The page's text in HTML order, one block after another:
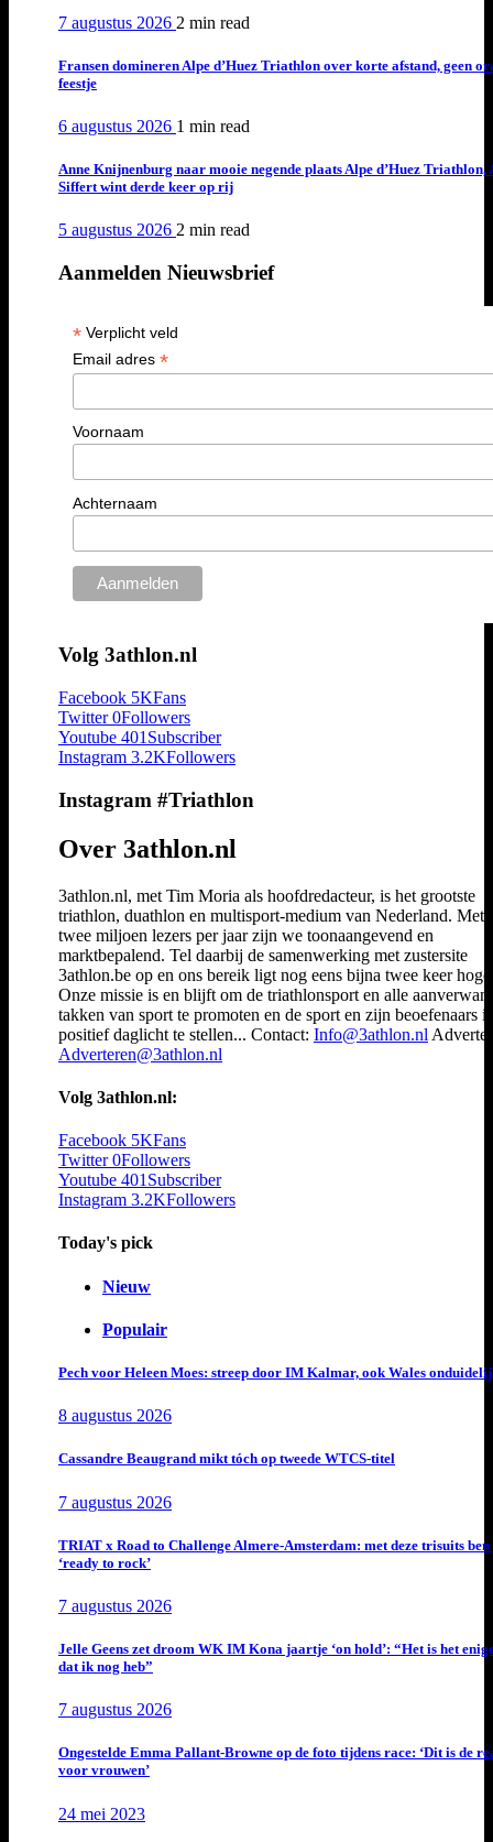
7 augustus 2026 2 min read
Fransen domineren Alpe d’Huez Triathlon over korte afstand, geen
feestje
6 augustus 2026 1 min read
Anne Knijnenburg naar mooie negende plaats Alpe d’Huez Triathlon,
Siffert wint derde keer op rij
5 augustus 2026 2 min read
Aanmelden Nieuwsbrief
*Verplicht veld
Email adres *
Voornaam
Achternaam
Volg 3athlon.nl
Facebook 5KFans
Twitter 0Followers
Youtube 401 Subscriber
Instagram 3.2KFollowers
Instagram #Triathlon
Over 3athlon.nl
3athlon.nl, met Tim Moria als hoofdredacteur, is het grootste
triathlon, duathlon en multisport-medium van Nederland. Met
twee miljoen lezers per jaar zijn we toonaangevend en
marktbepalend. Tel daarbij de samenwerking met zustersite
3athlon.be op en ons bereik ligt nog eens bijna twee keer
Onze missie is en blijft om de triathlonsport en alle
takken van sport te promoten en de sport en zijn beoefenaars
positief daglicht te stellen... Contact: Info@3athlon.nl
Adverteren@3athlon.nl
Volg 3athlon.nl:
Facebook 5KFans
Twitter 0Followers
Youtube 401 Subscriber
Instagram 3.2KFollowers
Today's pick
Nieuw
Populair
Pech voor Heleen Moes: streep door IM Kalmar, ook Wales
8 augustus 2026
Cassandre Beaugrand mikt tóch op tweede WTCS-titel
7 augustus 2026
TRIAT x Road to Challenge Almere-Amsterdam: met deze trisuits ben
‘ready to rock’
7 augustus 2026
Jelle Geens zet droom WK IM Kona jaartje ‘on hold’: “Het is het
dat ik nog heb”
7 augustus 2026
Ongestelde Emma Pallant-Browne op de foto tijdens race: ‘Dit is de
voor vrouwen’
24 mei 2023